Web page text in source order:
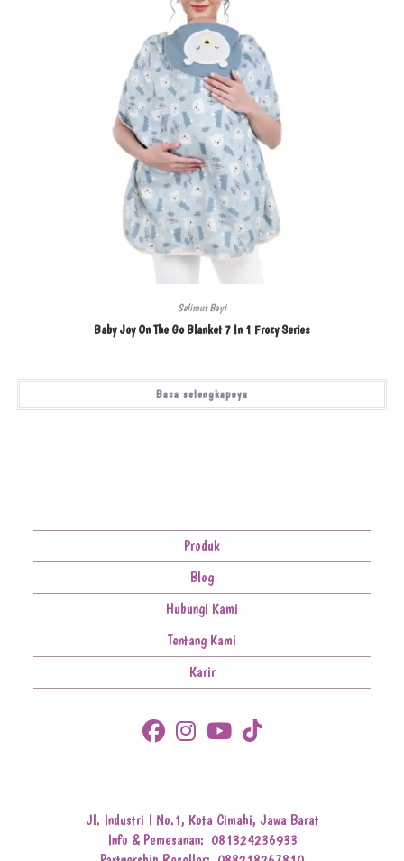
Selimut Bayi
Baby Joy On The Go Blanket 7 In 1 Frozy Series
Baca selengkapnya
Produk
Blog
Hubungi Kami
Tentang Kami
Karir
Jl. Industri I No.1, Kota Cimahi, Jawa Barat
Info & Pemesanan: 081324236933